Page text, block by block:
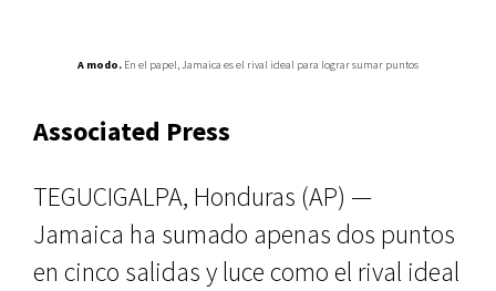
A modo. En el papel, Jamaica es el rival ideal para lograr sumar puntos
Associated Press
TEGUCIGALPA, Honduras (AP) —
Jamaica ha sumado apenas dos puntos
en cinco salidas y luce como el rival ideal